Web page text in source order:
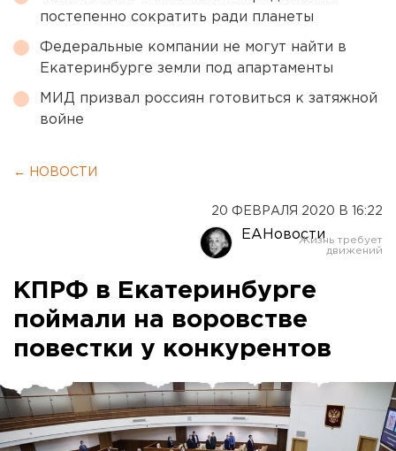
постепенно сократить ради планеты
Федеральные компании не могут найти в
Екатеринбурге земли под апартаменты
МИД призвал россиян готовиться к затяжной
войне
← НОВОСТИ
20 ФЕВРАЛЯ 2020 В 16:22
ЕАНовости
КПРФ в Екатеринбурге
поймали на воровстве
повестки у конкурентов